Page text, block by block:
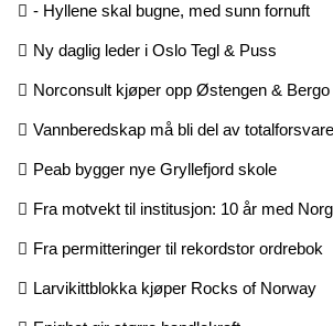
- Hyllene skal bugne, med sunn fornuft
Ny daglig leder i Oslo Tegl & Puss
Norconsult kjøper opp Østengen & Bergo
Vannberedskap må bli del av
Peab bygger nye Gryllefjord skole
Fra motvekt til institusjon: 10 år med
Fra permitteringer til rekordstor ordrebok
Larvikittblokka kjøper Rocks of Norway